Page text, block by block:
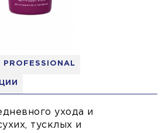
PROFESSIONAL
ухода и
тусклых и